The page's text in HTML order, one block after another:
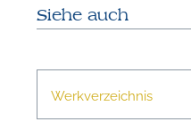
Siehe auch
Werkverzeichnis